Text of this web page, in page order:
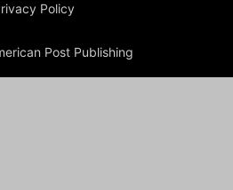
Policy
Post Publishing